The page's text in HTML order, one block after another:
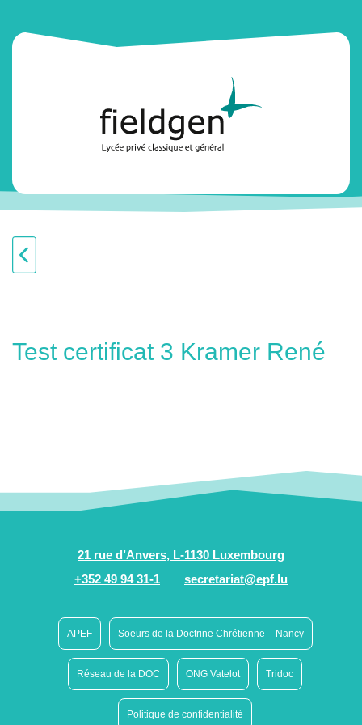
Test certificat 3 Kramer René
21 rue d’Anvers, L-1130 Luxembourg
+352 49 94 31-1
secretariat@epf.lu
APEF Soeurs de la Doctrine Chrétienne – Nancy
Réseau de la DOC ONG Vatelot Tridoc
Politique de confidentialité